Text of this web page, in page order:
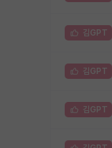
김GPT
김GPT
김GPT